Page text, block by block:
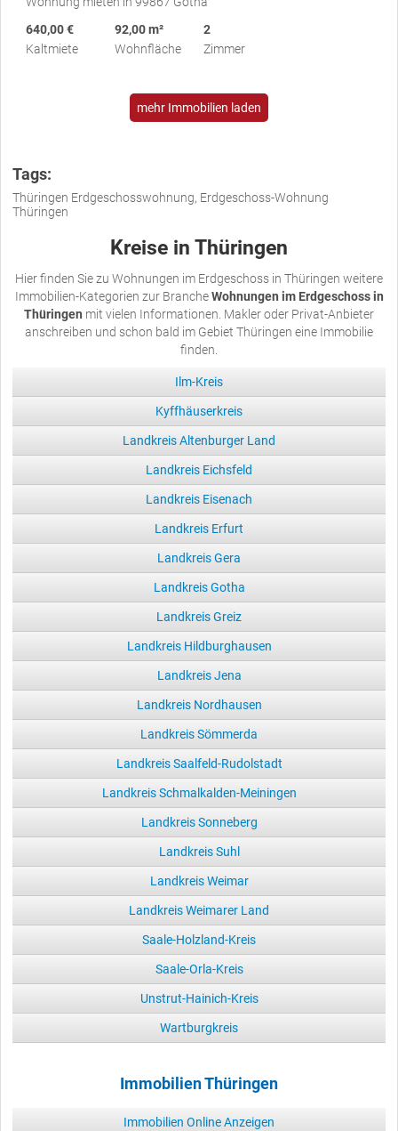
640,00 €
Kaltmiete
92,00 m²
Wohnfläche
2
Zimmer
mehr Immobilien laden
Tags:
Thüringen Erdgeschosswohnung, Erdgeschoss-Wohnung
Thüringen
Kreise in Thüringen
Hier finden Sie zu Wohnungen im Erdgeschoss in Thüringen weitere
Immobilien-Kategorien zur BrancheWohnungen im Erdgeschoss in
Thüringen mit vielen Informationen. Makler oder Privat-Anbieter
anschreiben und schon bald im Gebiet Thüringen eine Immobilie
finden.
Ilm-Kreis
Kyffhäuserkreis
Landkreis Altenburger Land
Landkreis Eichsfeld
Landkreis Eisenach
Landkreis Erfurt
Landkreis Gera
Landkreis Gotha
Landkreis Greiz
Landkreis Hildburghausen
Landkreis Jena
Landkreis Nordhausen
Landkreis Sömmerda
Landkreis Saalfeld-Rudolstadt
Landkreis Schmalkalden-Meiningen
Landkreis Sonneberg
Landkreis Suhl
Landkreis Weimar
Landkreis Weimarer Land
Saale-Holzland-Kreis
Saale-Orla-Kreis
Unstrut-Hainich-Kreis
Wartburgkreis
Immobilien Thüringen
Immobilien Online Anzeigen